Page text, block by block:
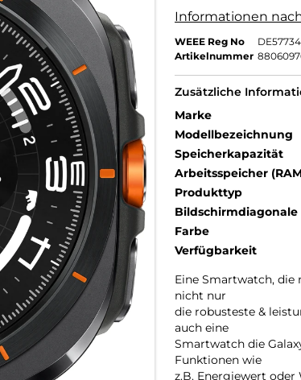
Informationen
WEEE Reg No
Artikelnummer
Zusätzliche
Marke
Modellbezeichnung
Speicherkapazität
Arbeitsspeicher
Produkttyp
Bildschirmdiagonale
Farbe
Verfügbarkeit
Eine Smartwatch, die
nicht nur
die robusteste &
auch eine
Smartwatch die
Funktionen wie
z.B. Energiewert